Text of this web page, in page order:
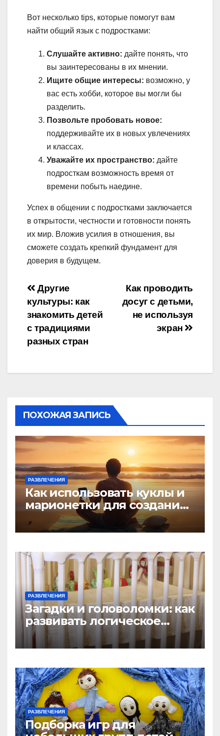
Вот несколько tips, которые помогут вам
найти общий язык с подростками:
Слушайте активно: дайте понять, что
вы заинтересованы в их мнении.
Ищите общие интересы: возможно, у
вас есть хобби, которое вы могли бы
разделить.
Позвольте пробовать новое:
поддерживайте их в новых увлечениях
и классах.
Уважайте их пространство: дайте
подросткам возможность время от
времени побыть наедине.
Успех в общении с подростками заключается
в открытости, честности и готовности понять
их мир. Вложив усилия в отношения, вы
сможете создать крепкий фундамент для
доверия в будущем.
Навигация
по
записям
Как проводить
досуг с детьми,
не используя
экран
Другие
культуры: как
знакомить детей
с традициями
разных стран
ПОХОЖАЯ ЗАПИСЬ
РАЗВЛЕЧЕНИЯ
Как использовать куклы и
марионетки для создания
игр
РАЗВЛЕЧЕНИЯ
Загадки и головоломки: как
развивать логическое
мышление у детей
РАЗВЛЕЧЕНИЯ
Подборка игр для